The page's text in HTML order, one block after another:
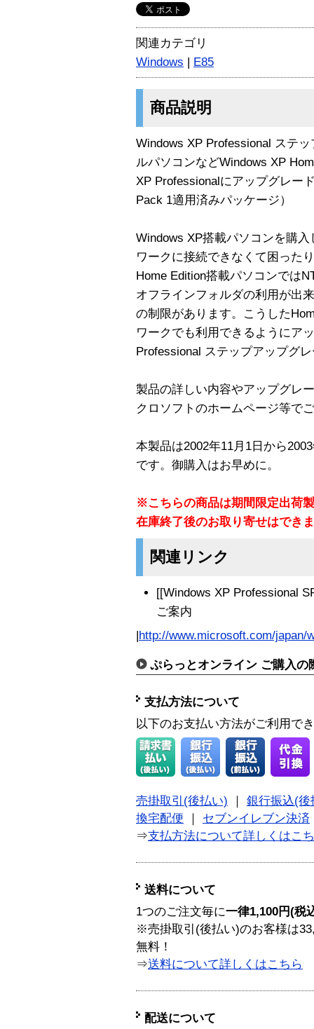
関連カテゴリ
Windows | E85
商品説明
Windows XP Professional ステ
ルパソコンなどWindows XP
XP Professionalにアップグレー
Pack 1適用済みパッケージ）
Windows XP搭載パソコンを購
ワークに接続できなくて困った
Home Edition搭載パソコンでは
オフラインフォルダの利用が出
の制限があります。こうした
ワークでも利用できるようにア
Professional ステップアップグ
製品の詳しい内容やアップグレ
クロソフトのホームページ等で
本製品は2002年11月1日から
です。御購入はお早めに。
※こちらの商品は期間限定出荷
在庫終了後のお取り寄せはでき
関連リンク
[[Windows XP Professional
ご案内
|http://www.microsoft.com/japan/
ぷらっとオンライン ご購入の
支払方法について
以下のお支払い方法がご利用で
売掛取引(後払い) ｜ 銀行振込(後
換宅配便 ｜ セブンイレブン決済
⇒支払方法について詳しくはこ
送料について
1つのご注文毎に一律1,100円(税
※売掛取引(後払い)のお客様は
無料！
⇒送料について詳しくはこちら
配送について